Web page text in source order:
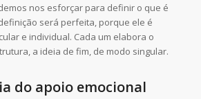
nos esforçar para definir o que é
será perfeita, porque ele é
e individual. Cada um elabora o
a ideia de fim, de modo singular.
do apoio emocional